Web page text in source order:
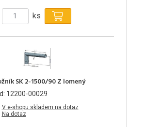
ks
SK 2-1500/90 Z lomený
12200-00029
V e-shopu skladem na dotaz
Na dotaz